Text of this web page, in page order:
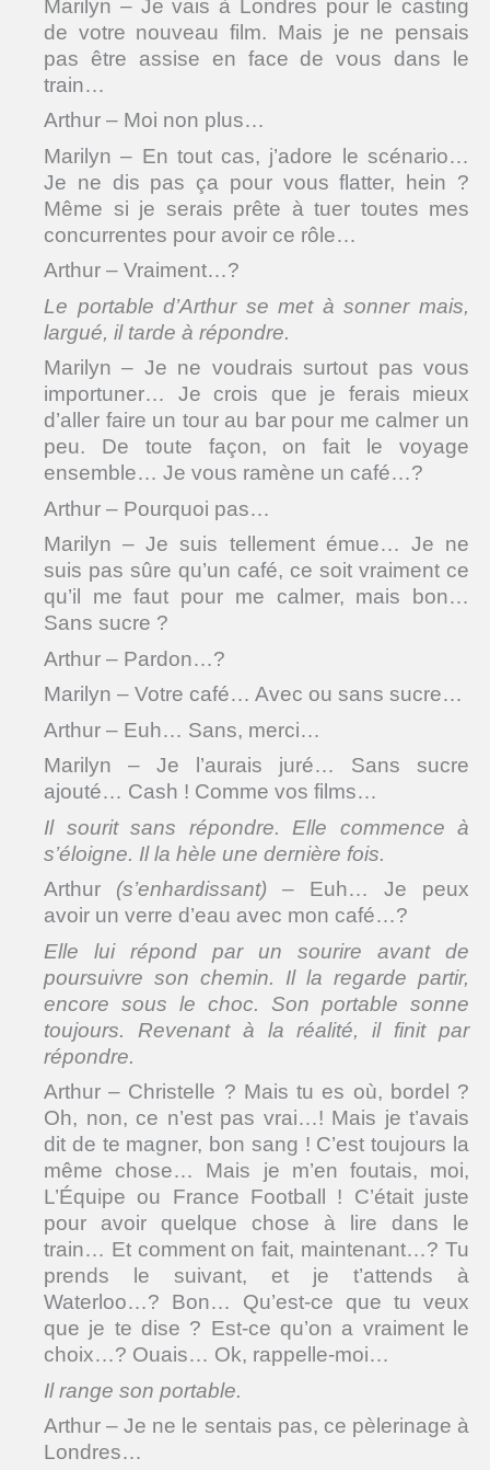
Marilyn – Je vais à Londres pour le casting
de votre nouveau film. Mais je ne pensais
pas être assise en face de vous dans le
train…
Arthur – Moi non plus…
Marilyn – En tout cas, j’adore le scénario…
Je ne dis pas ça pour vous flatter, hein ?
Même si je serais prête à tuer toutes mes
concurrentes pour avoir ce rôle…
Arthur – Vraiment…?
Le portable d’Arthur se met à sonner mais,
largué, il tarde à répondre.
Marilyn – Je ne voudrais surtout pas vous
importuner… Je crois que je ferais mieux
d’aller faire un tour au bar pour me calmer un
peu. De toute façon, on fait le voyage
ensemble… Je vous ramène un café…?
Arthur – Pourquoi pas…
Marilyn – Je suis tellement émue… Je ne
suis pas sûre qu’un café, ce soit vraiment ce
qu’il me faut pour me calmer, mais bon…
Sans sucre ?
Arthur – Pardon…?
Marilyn – Votre café… Avec ou sans sucre…
Arthur – Euh… Sans, merci…
Marilyn – Je l’aurais juré… Sans sucre
ajouté… Cash ! Comme vos films…
Il sourit sans répondre. Elle commence à
s’éloigne. Il la hèle une dernière fois.
Arthur (s’enhardissant) – Euh… Je peux
avoir un verre d’eau avec mon café…?
Elle lui répond par un sourire avant de
poursuivre son chemin. Il la regarde partir,
encore sous le choc. Son portable sonne
toujours. Revenant à la réalité, il finit par
répondre.
Arthur – Christelle ? Mais tu es où, bordel ?
Oh, non, ce n’est pas vrai…! Mais je t’avais
dit de te magner, bon sang ! C’est toujours la
même chose… Mais je m’en foutais, moi,
L’Équipe ou France Football ! C’était juste
pour avoir quelque chose à lire dans le
train… Et comment on fait, maintenant…? Tu
prends le suivant, et je t’attends à
Waterloo…? Bon… Qu’est-ce que tu veux
que je te dise ? Est-ce qu’on a vraiment le
choix…? Ouais… Ok, rappelle-moi…
Il range son portable.
Arthur – Je ne le sentais pas, ce pèlerinage à
Londres…